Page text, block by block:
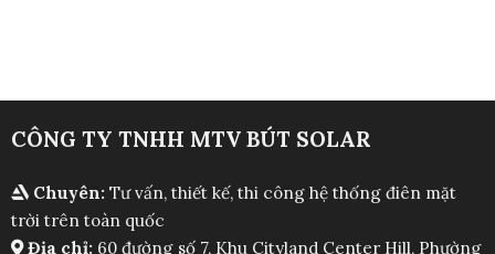
CÔNG TY TNHH MTV BÚT SOLAR
Chuyên:Tư vấn, thiết kế, thi công hệ thống điên mặt
trời trên toàn quốc
Địa chỉ: 60 đường số 7, Khu Cityland Center Hill, Phường